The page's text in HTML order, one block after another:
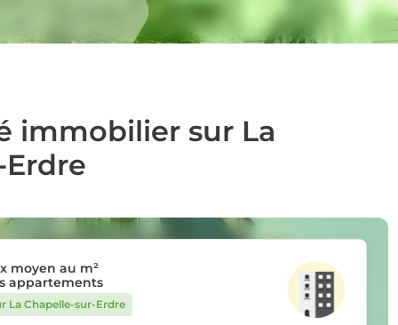
immobilier sur La
moyen au m²
appartements
La Chapelle-sur-Erdre